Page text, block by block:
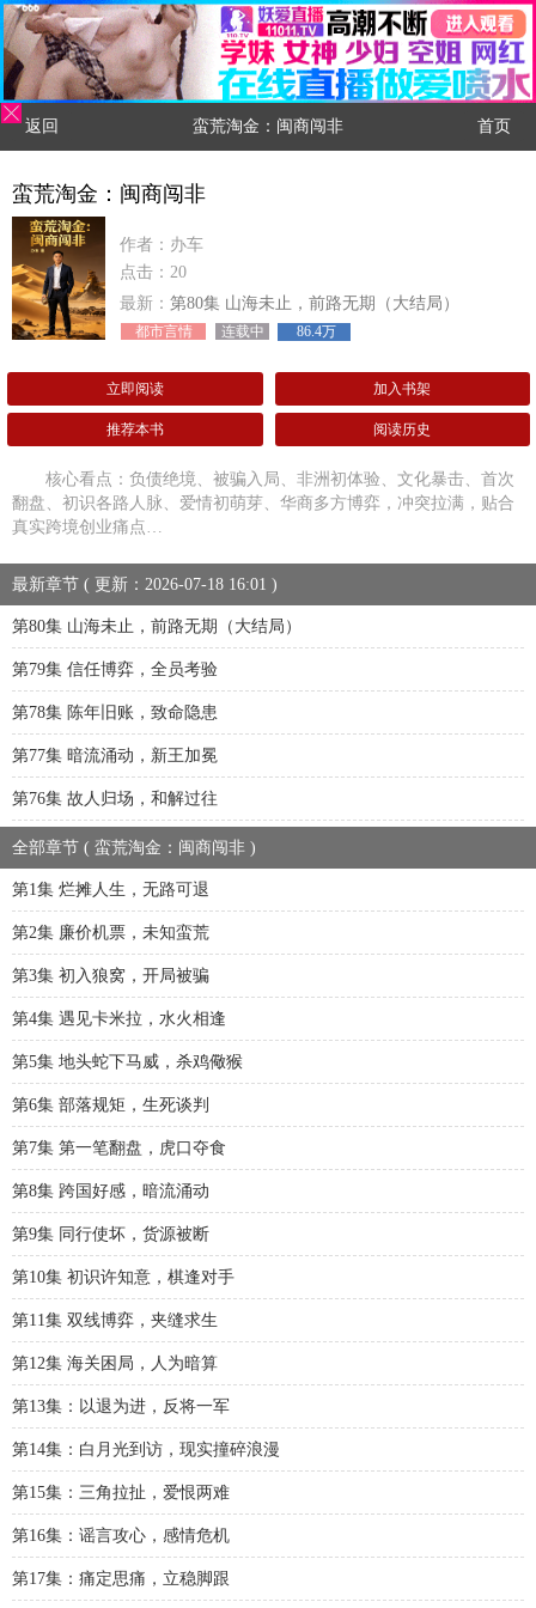
返回 蛮荒淘金：闽商闯非 首页
蛮荒淘金：闽商闯非
作者：办车
点击：20
最新： 第80集 山海未止，前路无期（大结局）
都市言情 连载中 86.4万
立即阅读 加入书架
推荐本书 阅读历史
核心看点：负债绝境、被骗入局、非洲初体验、文化暴击、首次
翻盘、初识各路人脉、爱情初萌芽、华商多方博弈，冲突拉满，贴合
真实跨境创业痛点…
最新章节 ( 更新：2026-07-18 16:01 )
第80集 山海未止，前路无期（大结局）
第79集 信任博弈，全员考验
第78集 陈年旧账，致命隐患
第77集 暗流涌动，新王加冕
第76集 故人归场，和解过往
全部章节 ( 蛮荒淘金：闽商闯非 )
第1集 烂摊人生，无路可退
第2集 廉价机票，未知蛮荒
第3集 初入狼窝，开局被骗
第4集 遇见卡米拉，水火相逢
第5集 地头蛇下马威，杀鸡儆猴
第6集 部落规矩，生死谈判
第7集 第一笔翻盘，虎口夺食
第8集 跨国好感，暗流涌动
第9集 同行使坏，货源被断
第10集 初识许知意，棋逢对手
第11集 双线博弈，夹缝求生
第12集 海关困局，人为暗算
第13集：以退为进，反将一军
第14集：白月光到访，现实撞碎浪漫
第15集：三角拉扯，爱恨两难
第16集：谣言攻心，感情危机
第17集：痛定思痛，立稳脚跟